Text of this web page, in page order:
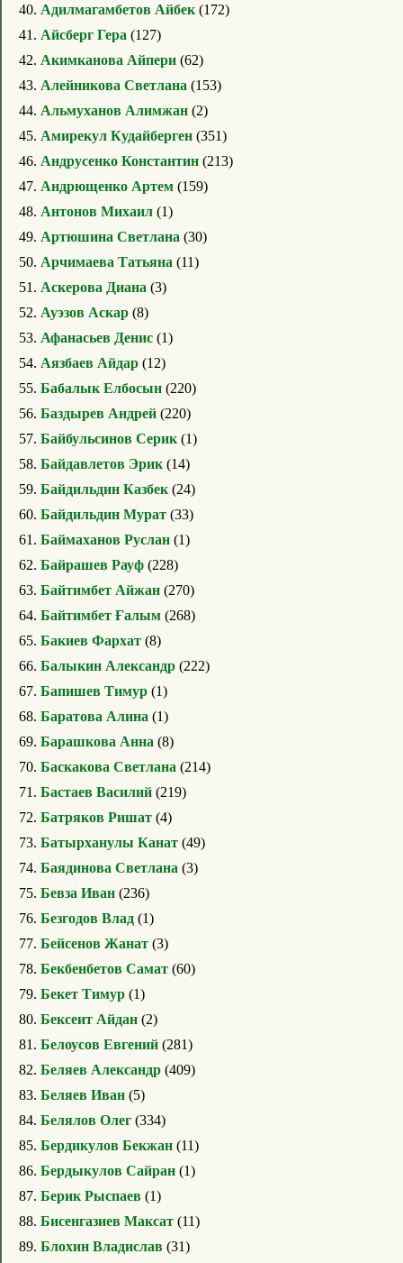
40. Адилмагамбетов Айбек (172)
41. Айсберг Гера (127)
42. Акимканова Айпери (62)
43. Алейникова Светлана (153)
44. Альмуханов Алимжан (2)
45. Амирекул Кудайберген (351)
46. Андрусенко Константин (213)
47. Андрющенко Артем (159)
48. Антонов Михаил (1)
49. Артюшина Светлана (30)
50. Арчимаева Татьяна (11)
51. Аскерова Диана (3)
52. Ауэзов Аскар (8)
53. Афанасьев Денис (1)
54. Аязбаев Айдар (12)
55. Бабалык Елбосын (220)
56. Баздырев Андрей (220)
57. Байбульсинов Серик (1)
58. Байдавлетов Эрик (14)
59. Байдильдин Казбек (24)
60. Байдильдин Мурат (33)
61. Баймаханов Руслан (1)
62. Байрашев Рауф (228)
63. Байтимбет Айжан (270)
64. Байтимбет Ғалым (268)
65. Бакиев Фархат (8)
66. Балыкин Александр (222)
67. Бапишев Тимур (1)
68. Баратова Алина (1)
69. Барашкова Анна (8)
70. Баскакова Светлана (214)
71. Бастаев Василий (219)
72. Батряков Ришат (4)
73. Батырханулы Канат (49)
74. Баядинова Светлана (3)
75. Бевза Иван (236)
76. Безгодов Влад (1)
77. Бейсенов Жанат (3)
78. Бекбенбетов Самат (60)
79. Бекет Тимур (1)
80. Бексеит Айдан (2)
81. Белоусов Евгений (281)
82. Беляев Александр (409)
83. Беляев Иван (5)
84. Белялов Олег (334)
85. Бердикулов Бекжан (11)
86. Бердыкулов Сайран (1)
87. Берик Рыспаев (1)
88. Бисенгазиев Максат (11)
89. Блохин Владислав (31)